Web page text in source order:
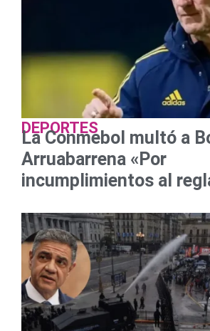
DEPORTES
La Conmebol multó a
Arruabarrena «Por
incumplimientos al